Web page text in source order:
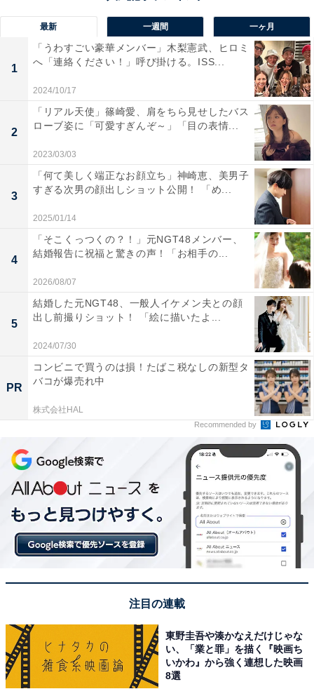
最新 一週間 一ヶ月
1
「うわすごい豪華メンバー」木梨憲武、ヒロミ
へ「連絡ください！」呼び掛ける。ISS...
2024/10/17
2
「リアル天使」篠崎愛、肩をちら見せしたバス
ローブ姿に「可愛すぎんぞ～」「目の表情...
2023/03/03
3
「何て美しく端正なお顔立ち」神崎恵、美男子
すぎる次男の顔出しショット公開！ 「め...
2025/01/14
4
「そこくっつくの？！」元NGT48メンバー、
結婚報告に祝福と驚きの声！「お相手の...
2026/08/07
5
結婚した元NGT48、一般人イケメン夫との顔
出し前撮りショット！ 「絵に描いたよ...
2024/07/30
PR
コンビニで買うのは損！たばこ税なしの新型タ
バコが爆売れ中
株式会社HAL
Recommended by
注目の連載
東野圭吾や湊かなえだけじゃな
い、「業と罪」を描く『映画ち
いかわ』から強く連想した映画
8選